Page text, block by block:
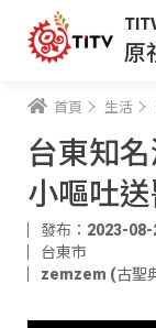
原
首頁 生活
台東知
小嘔吐
發布：2023-08-
台東市
zemzem (古聖